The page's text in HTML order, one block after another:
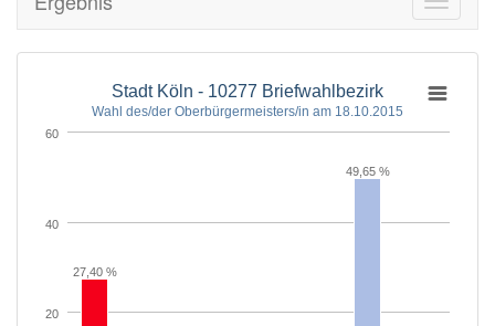
Stadt Köln - 10277 Briefwahlbezirk
Wahl des/der Oberbürgermeisters/in am 18.10.2015
27,40 %
49,65 %
20
40
60